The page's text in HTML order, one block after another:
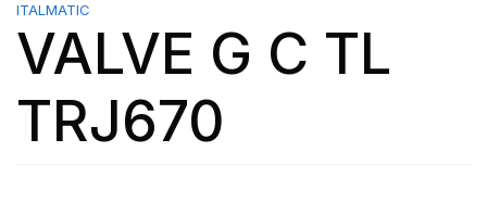
ITALMATIC
VALVE G C TL
TRJ670